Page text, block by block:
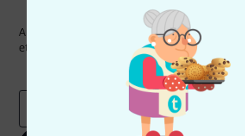
Thomann Newsletter
Abonniere den Thomann Newsletter und
etwas Glück einen von50 Gutscheinen
Inspirierende Beiträge
Deals